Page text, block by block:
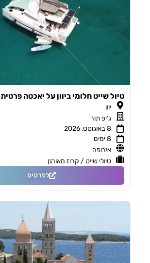
טיול שייט חלומי ביוון על יאכטה פרטית
יוון
ג'יפ תור
8 באוגוסט, 2026
8 ימים
אירופה
טיולי שייט / קרוז מאורגן
לפרטים